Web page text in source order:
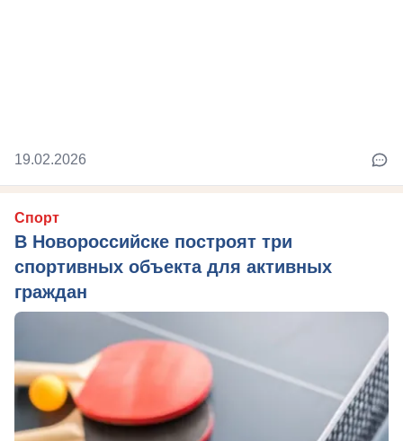
19.02.2026
Спорт
В Новороссийске построят три
спортивных объекта для активных
граждан